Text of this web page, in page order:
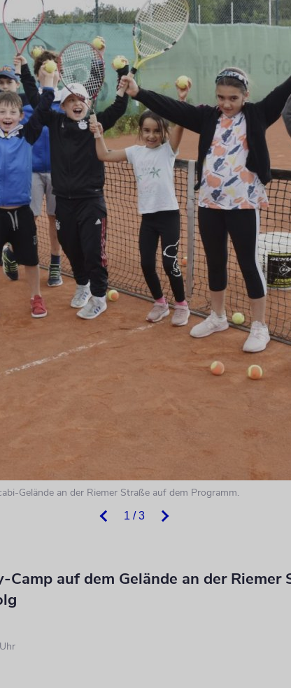
1 / 3
Gelände an der Riemer Straße auf dem Programm.
Camp auf dem Gelände an der Riemer